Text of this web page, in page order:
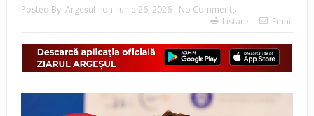
Posted By: Argeşul on: iunie 26, 2026
No Comments
Listare
Email